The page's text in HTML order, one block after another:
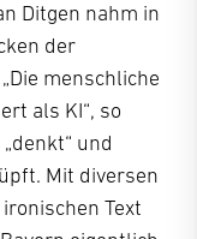
Ditgen nahm in
der
menschliche
als KI“, so
und
Mit diversen
Text